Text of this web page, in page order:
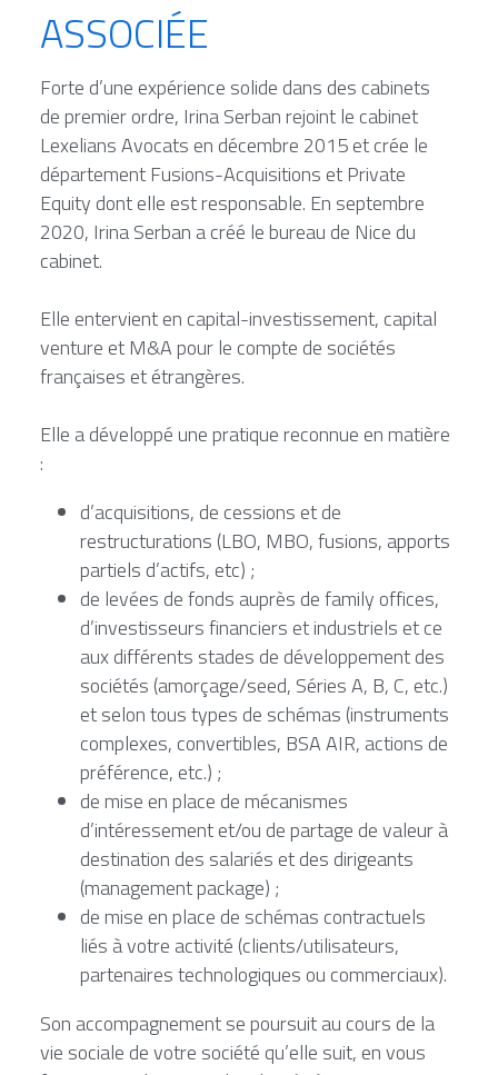
ASSOCIÉE
Forte d’une expérience solide dans des cabinets
de premier ordre, Irina Serban rejoint le cabinet
Lexelians Avocats en décembre 2015 et crée le
département Fusions-Acquisitions et Private
Equity dont elle est responsable. En septembre
2020, Irina Serban a créé le bureau de Nice du
cabinet.
Elle entervient en capital-investissement, capital
venture et M&A pour le compte de sociétés
françaises et étrangères.
Elle a développé une pratique reconnue en matière
:
d’acquisitions, de cessions et de
restructurations (LBO, MBO, fusions, apports
partiels d’actifs, etc) ;
de levées de fonds auprès de family offices,
d’investisseurs financiers et industriels et ce
aux différents stades de développement des
sociétés (amorçage/seed, Séries A, B, C, etc.)
et selon tous types de schémas (instruments
complexes, convertibles, BSA AIR, actions de
préférence, etc.) ;
de mise en place de mécanismes
d’intéressement et/ou de partage de valeur à
destination des salariés et des dirigeants
(management package) ;
de mise en place de schémas contractuels
liés à votre activité (clients/utilisateurs,
partenaires technologiques ou commerciaux).
Son accompagnement se poursuit au cours de la
vie sociale de votre société qu’elle suit, en vous